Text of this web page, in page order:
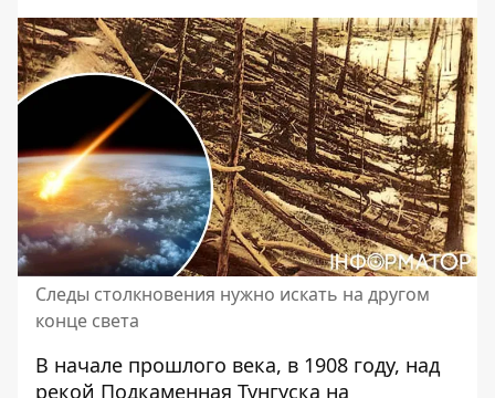
Следы столкновения нужно искать на другом
конце света
В начале прошлого века, в 1908 году, над
рекой Подкаменная Тунгуска на